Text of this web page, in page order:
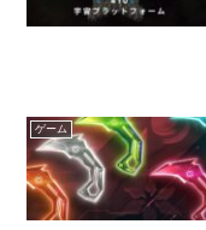
ゲーム